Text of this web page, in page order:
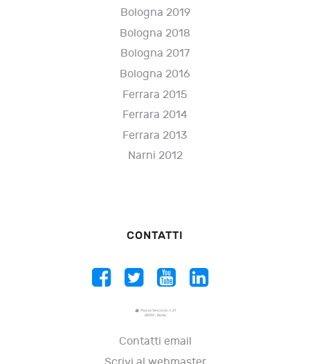
Bologna 2019
Bologna 2018
Bologna 2017
Bologna 2016
Ferrara 2015
Ferrara 2014
Ferrara 2013
Narni 2012
CONTATTI
Piazza Vescovio, n. 21
00199 - Roma
Contatti email